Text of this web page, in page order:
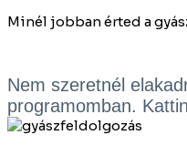
Minél jobban érted a
Nem szeretnél
programomban.